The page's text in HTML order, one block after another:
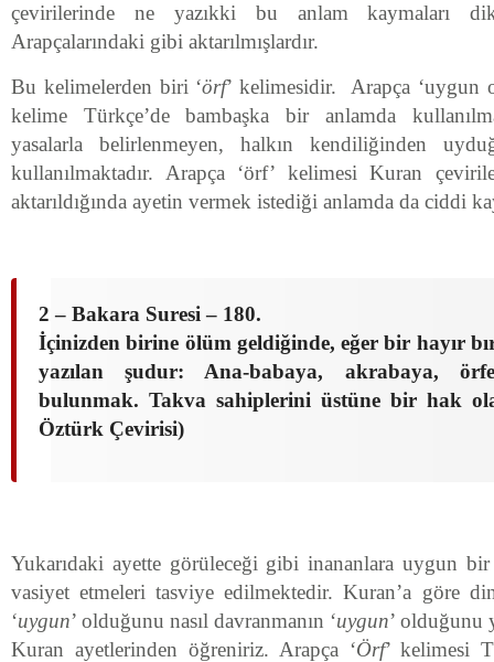
çevirilerinde ne yazıkki bu anlam kaymaları
Arapçalarındaki gibi aktarılmışlardır.
Bu kelimelerden biri ‘örf’ kelimesidir. Arapça ‘uygun
kelime Türkçe’de bambaşka bir anlamda
yasalarla belirlenmeyen, halkın kendiliğinden
kullanılmaktadır. Arapça ‘örf’ kelimesi Kuran
aktarıldığında ayetin vermek istediği anlamda da ciddi
2 – Bakara Suresi – 180.
İçinizden birine ölüm geldiğinde, eğer bir hayır
yazılan şudur: Ana-babaya, akrabaya,
bulunmak. Takva sahiplerini üstüne bir hak
Öztürk Çevirisi)
Yukarıdaki ayette görüleceği gibi inananlara uygun
vasiyet etmeleri tasviye edilmektedir. Kuran’a göre
‘uygun’ olduğunu nasıl davranmanın ‘uygun’ olduğunu
Kuran ayetlerinden öğreniriz. Arapça ‘Örf’ kelimesi